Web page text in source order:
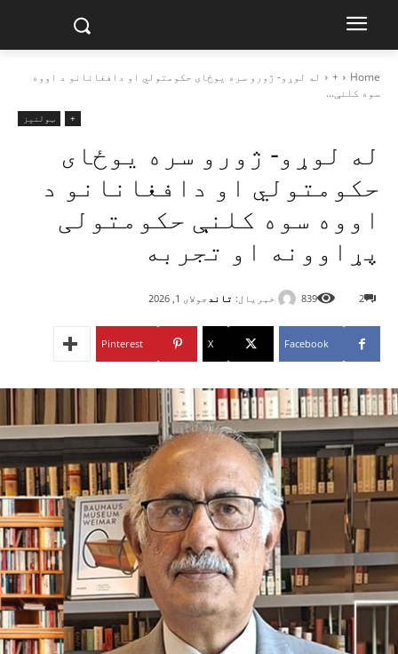
Home
+
له لوړو- ژورو سره یوځای حکومتولي او دافغانانو د اووه
سوه کلنې...
+ ټولنیز
له لوړو- ژورو سره یوځای
حکومتولي او دافغانانو د
اووه سوه کلنې حکومتولی
پړاوونه او تجربه
خبریال: تاند جولای 1, 2026 2
839
Facebook
X
Pinterest